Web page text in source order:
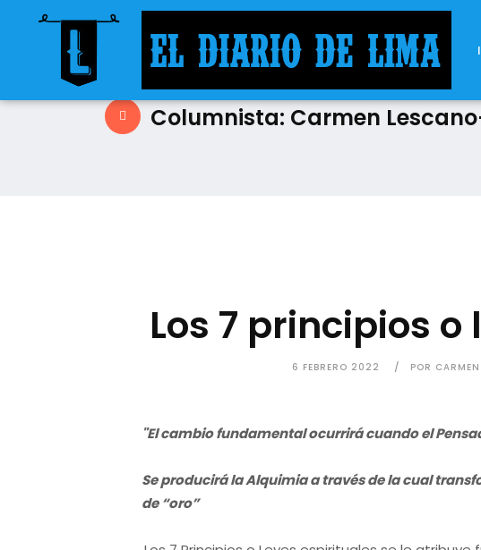
Columnista: Carmen
Los 7 principios
6 FEBRERO 2022 POR
"El cambio fundamental ocurrirá cuando el
Se producirá la Alquimia a través de la cual
de “oro”